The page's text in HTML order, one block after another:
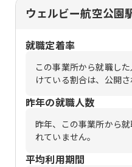
ウェルビー航空公園
就職定着率
この事業所から就職し
けている割合は、公開さ
昨年の就職人数
昨年、この事業所から
れていません。
平均利用期間